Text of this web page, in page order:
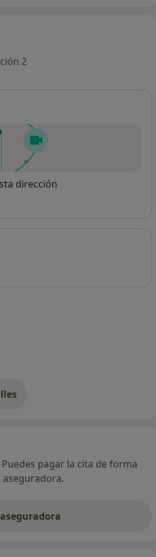
2
dirección
pagar la cita de forma